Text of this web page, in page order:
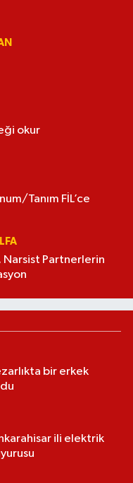
okur
Tanım FİL’ce
Narsist Partnerlerin
bir erkek
ili elektrik